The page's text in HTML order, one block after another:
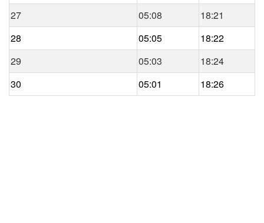
27
05:08
18:21
28
05:05
18:22
29
05:03
18:24
30
05:01 18:26